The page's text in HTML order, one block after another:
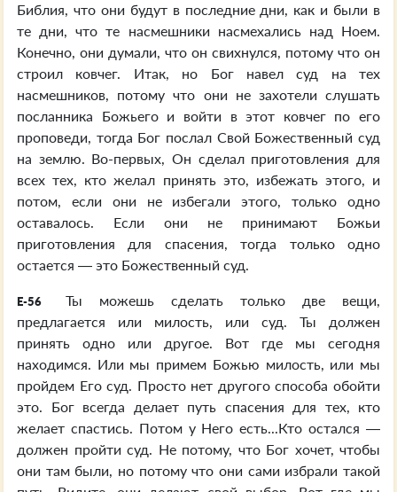
Библия, что они будут в последние дни, как и были в
те дни, что те насмешники насмехались над Ноем.
Конечно, они думали, что он свихнулся, потому что он
строил ковчег. Итак, но Бог навел суд на тех
насмешников, потому что они не захотели слушать
посланника Божьего и войти в этот ковчег по его
проповеди, тогда Бог послал Свой Божественный суд
на землю. Во-первых, Он сделал приготовления для
всех тех, кто желал принять это, избежать этого, и
потом, если они не избегали этого, только одно
оставалось. Если они не принимают Божьи
приготовления для спасения, тогда только одно
остается — это Божественный суд.
E-56
Ты можешь сделать только две вещи,
предлагается или милость, или суд. Ты должен
принять одно или другое. Вот где мы сегодня
находимся. Или мы примем Божью милость, или мы
пройдем Его суд. Просто нет другого способа обойти
это. Бог всегда делает путь спасения для тех, кто
желает спастись. Потом у Него есть...Кто остался —
должен пройти суд. Не потому, что Бог хочет, чтобы
они там были, но потому что они сами избрали такой